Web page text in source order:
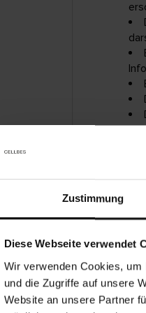
Zustimmung
Diese Webseite verwendet
Wir verwenden Cookies,
und die Zugriffe auf unsere
Website an unsere Partner
E-